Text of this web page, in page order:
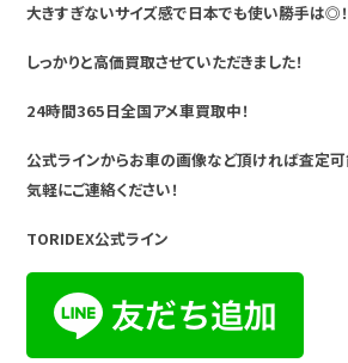
大きすぎないサイズ感で日本でも使い勝手は◎！
しっかりと高価買取させていただきました！
24時間365日全国アメ車買取中！
公式ラインからお車の画像など頂ければ査定
気軽にご連絡ください！
TORIDEX公式ライン